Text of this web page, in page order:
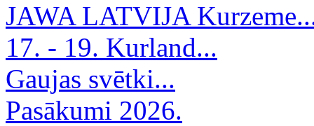
JAWA LATVIJA
17. - 19. Kurland...
Gaujas svētki...
Pasākumi 2026.